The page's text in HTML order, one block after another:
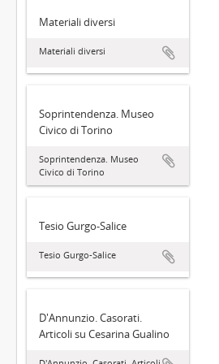
Materiali diversi
Materiali diversi
Soprintendenza. Museo
Civico di Torino
Soprintendenza. Museo
Civico di Torino
Tesio Gurgo-Salice
Tesio Gurgo-Salice
D'Annunzio. Casorati.
Articoli su Cesarina Gualino